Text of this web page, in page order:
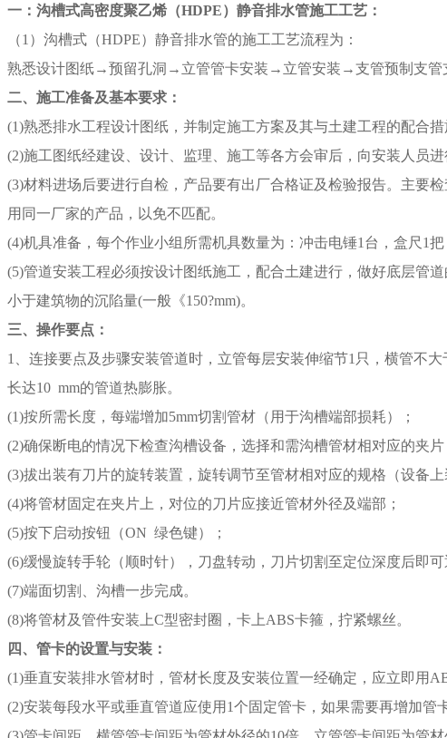
一：沟槽式高密度聚乙烯（HDPE）静音排水管施工工艺：
（1）沟槽式（HDPE）静音排水管的施工工艺流程为：
熟悉设计图纸→预留孔洞→立管管卡安装→立管安装→支管预制支
二、施工准备及基本要求：
(1)熟悉排水工程设计图纸，并制定施工方案及其与土建工程的配合措
(2)施工图纸经建设、设计、监理、施工等各方会审后，向安装人员
(3)材料进场后要进行自检，产品要有出厂合格证及检验报告。主要
用同一厂家的产品，以免不匹配。
(4)机具准备，每个作业小组所需机具数量为：冲击电锤1台，盒尺1
(5)管道安装工程必须按设计图纸施工，配合土建进行，做好底层管
小于建筑物的沉陷量(一般《150?mm)。
三、操作要点：
1、连接要点及步骤安装管道时，立管每层安装伸缩节1只，横管不
长达10 mm的管道热膨胀。
(1)按所需长度，每端增加5mm切割管材（用于沟槽端部损耗）；
(2)确保断电的情况下检查沟槽设备，选择和需沟槽管材相对应的夹片
(3)拔出装有刀片的旋转装置，旋转调节至管材相对应的规格（设备
(4)将管材固定在夹片上，对位的刀片应接近管材外径及端部；
(5)按下启动按钮（ON 绿色键）；
(6)缓慢旋转手轮（顺时针），刀盘转动，刀片切割至定位深度后即
(7)端面切割、沟槽一步完成。
(8)将管材及管件安装上C型密封圈，卡上ABS卡箍，拧紧螺丝。
四、管卡的设置与安装：
(1)垂直安装排水管材时，管材长度及安装位置一经确定，应立即用
(2)安装每段水平或垂直管道应使用1个固定管卡，如果需要再增加管